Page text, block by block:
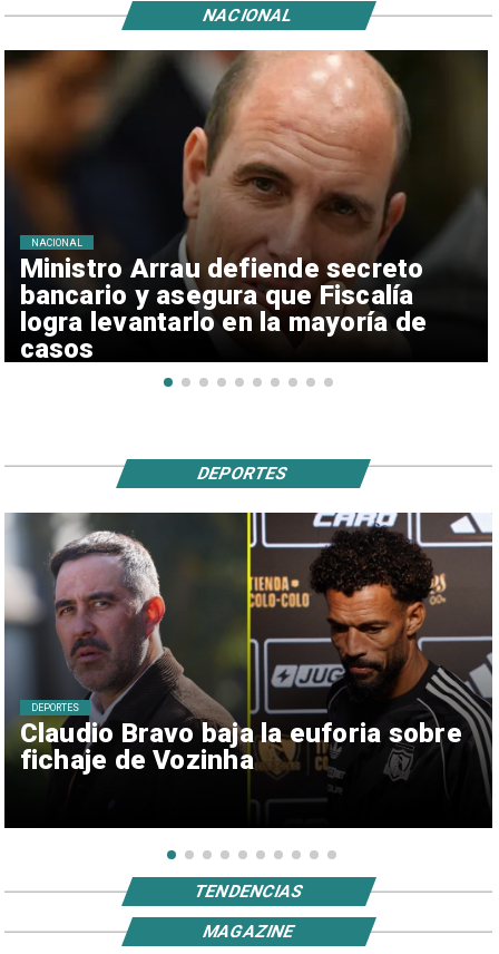
Ministro Arrau defiende secreto
bancario y asegura que Fiscalía
logra levantarlo en la mayoría de
casos
NACIONAL
NACIONAL
Claudio Bravo baja la euforia sobre
fichaje de Vozinha
DEPORTES
DEPORTES
TENDENCIAS
MAGAZINE